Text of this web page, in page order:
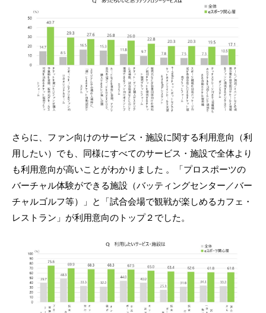
さらに、ファン向けのサービス・施設に関する利用意向（利
用したい）でも、同様にすべてのサービス・施設で全体より
も利用意向が高いことがわかりました 。「プロスポーツの
バーチャル体験ができる施設（バッティングセンター／バー
チャルゴルフ等）」と「試合会場で観戦が楽しめるカフェ・
レストラン」が利用意向のトップ２でした。